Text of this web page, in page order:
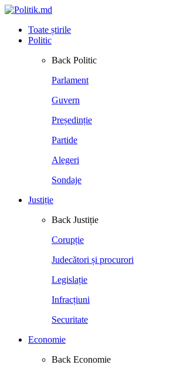
Toate știrile
Politic
Back Politic
Parlament
Guvern
Președinție
Partide
Alegeri
Sondaje
Justiție
Back Justiție
Corupție
Judecători și procurori
Legislație
Infracțiuni
Securitate
Economie
Back Economie